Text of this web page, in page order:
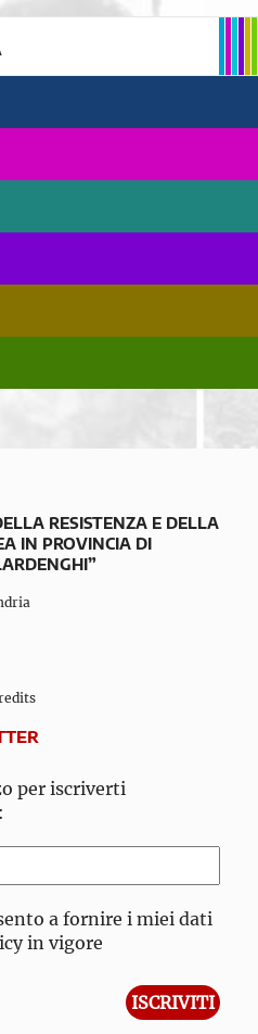
RESISTENZA E DELLA
IN PROVINCIA DI
per iscriverti
a fornire i miei dati
in vigore